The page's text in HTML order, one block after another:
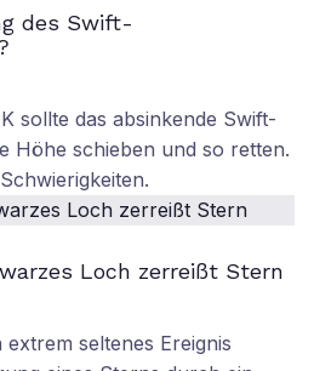
des Swift-
sollte das absinkende Swift-
Höhe schieben und so retten.
Loch zerreißt Stern
seltenes Ereignis